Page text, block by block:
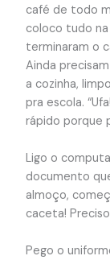
café de todo
coloco tudo na
terminaram o
Ainda
a cozinha,
pra escola.
rápido porque
Ligo o
documento
almoço,
caceta! Preciso
Pego o